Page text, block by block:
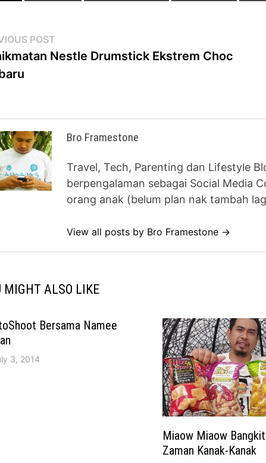
POST
post:
Nestle Drumstick Ekstrem Choc
Bro Framestone
Travel, Tech, Parenting dan Lifestyle
berpengalaman sebagai Social Media
orang anak (belum plan nak tambah
View all posts by Bro Framestone →
MIGHT ALSO LIKE
Bersama Namee
3, 2014
Miaow Miaow
Zaman Kanak-Kanak